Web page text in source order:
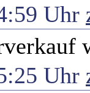
Uhr
Uhr